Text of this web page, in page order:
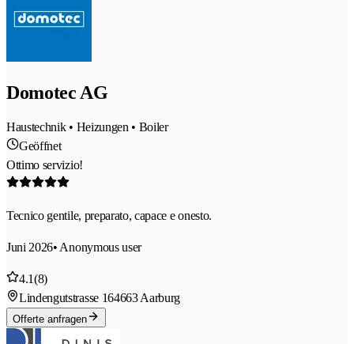
Domotec AG
Haustechnik • Heizungen • Boiler
Geöffnet
Ottimo servizio!
Tecnico gentile, preparato, capace e onesto.
Juni 2026• Anonymous user
4.1(8)
Lindengutstrasse 164663 Aarburg
Offerte anfragen